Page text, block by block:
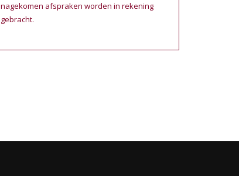
nagekomen afspraken worden in rekening
gebracht.